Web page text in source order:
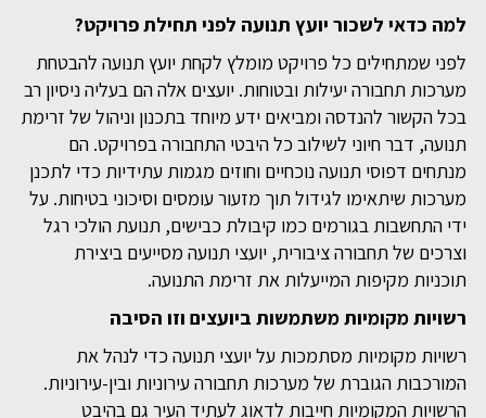
למה כדאי לשכור יועץ תנועה לפני תחילת פרויקט?
לפני שמתחילים כל פרויקט מומלץ לקחת יועץ תנועה להבטחת
מערכות תחבורה יעילות ובטוחות. יועצים אלה הם בעליה ניסיון רב
בכל הקשור להנדסה ומביאים ידע מיוחד בתכנון וניהול של זרימת
תנועה, דבר חיוני לשילוב כל היבטי התחבורה בפרויקט. הם
מנתחים דפוסי תנועה נוכחיים וחוזים מגמות עתידיות כדי לתכנן
מערכות שיתאימו לגידול תוך מזעור עומסים וסיכוני בטיחות. על
ידי התחשבות בגורמים כמו קיבולת כבישים, תנועת הולכי רגל
וצרכים של תחבורה ציבורית, יועצי תנועה מסייעים ביצירת
תוכניות מקיפות המייעלות את זרימת התנועה.
רשויות מקומיות משתמשות ביועצים וזו הסיבה
רשויות מקומיות מסתמכות על יועצי תנועה כדי לנהל את
המורכבות הגוברת של מערכות תחבורה עירוניות ובין-עירוניות.
הרשויות המקומיות חייבות לדאוג לעתיד העיר גם בהיבט